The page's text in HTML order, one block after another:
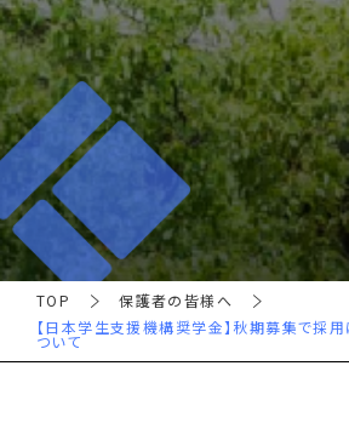
TOP
保護者の皆様へ
【日本学生支援機構奨学金】秋期募集で採
ついて